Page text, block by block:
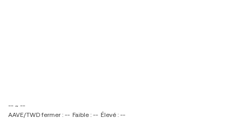
-- ~ --
AAVE/TWD fermer : -- Faible : -- Élevé : --